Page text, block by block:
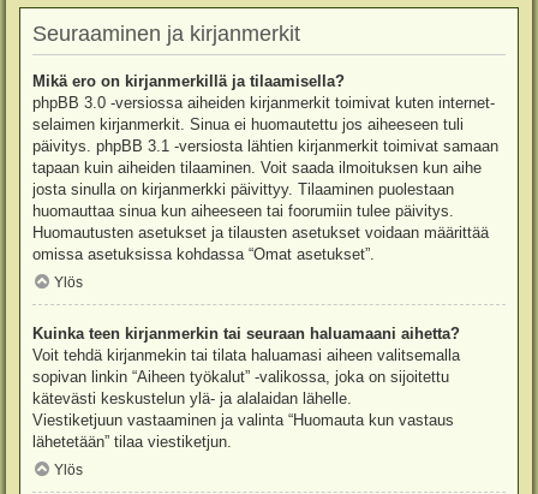
Seuraaminen ja kirjanmerkit
Mikä ero on kirjanmerkillä ja tilaamisella?
phpBB 3.0 -versiossa aiheiden kirjanmerkit toimivat kuten internet-
selaimen kirjanmerkit. Sinua ei huomautettu jos aiheeseen tuli
päivitys. phpBB 3.1 -versiosta lähtien kirjanmerkit toimivat samaan
tapaan kuin aiheiden tilaaminen. Voit saada ilmoituksen kun aihe
josta sinulla on kirjanmerkki päivittyy. Tilaaminen puolestaan
huomauttaa sinua kun aiheeseen tai foorumiin tulee päivitys.
Huomautusten asetukset ja tilausten asetukset voidaan määrittää
omissa asetuksissa kohdassa “Omat asetukset”.
Ylös
Kuinka teen kirjanmerkin tai seuraan haluamaani aihetta?
Voit tehdä kirjanmekin tai tilata haluamasi aiheen valitsemalla
sopivan linkin “Aiheen työkalut” -valikossa, joka on sijoitettu
kätevästi keskustelun ylä- ja alalaidan lähelle.
Viestiketjuun vastaaminen ja valinta “Huomauta kun vastaus
lähetetään” tilaa viestiketjun.
Ylös